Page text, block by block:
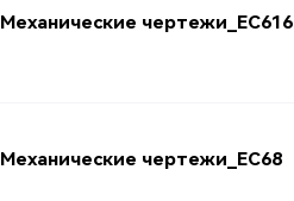
Механические чертежи_EC616
Механические чертежи_EC68